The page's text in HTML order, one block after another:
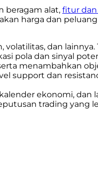
beragam alat, fitur dan
harga dan
dan
pola dan sinyal
menambahkan
support dan
ekonomi, dan
trading yang